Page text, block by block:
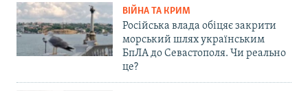
ВІЙНА ТА КРИМ
Російська влада обіцяє закрити
морський шлях українським
БпЛА до Севастополя. Чи реально
це?